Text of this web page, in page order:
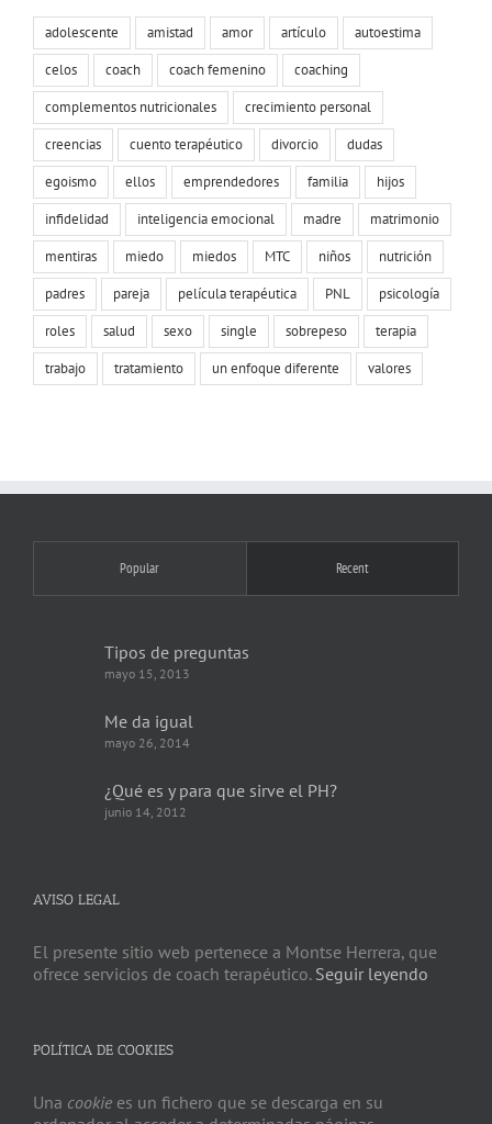
adolescente amistad amor artículo
autoestima
celos
coach coach femenino
coaching
complementos nutricionales
crecimiento personal
creencias
cuento terapéutico divorcio
dudas
egoismo
ellos emprendedores familia
hijos
infidelidad
inteligencia emocional madre
matrimonio
mentiras
miedo miedos MTC niños
nutrición
padres
pareja película terapéutica PNL
psicología
roles
salud sexo single sobrepeso
terapia
trabajo
tratamiento un enfoque diferente valores
Popular Recent
Tipos de preguntas
mayo 15, 2013
Me da igual
mayo 26, 2014
¿Qué es y para que sirve el PH?
junio 14, 2012
AVISO LEGAL
El presente sitio web pertenece a Montse Herrera, que
ofrece servicios de coach terapéutico. Seguir leyendo
POLÍTICA DE COOKIES
Una cookie es un fichero que se descarga en su